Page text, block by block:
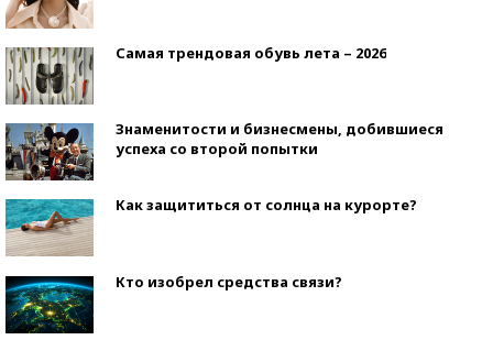
Самая трендовая обувь лета – 2026
Знаменитости и бизнесмены, добившиеся
успеха со второй попытки
Как защититься от солнца на курорте?
Кто изобрел средства связи?